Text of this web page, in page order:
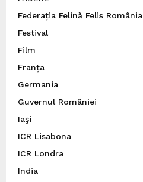
Federația Felină Felis România
Festival
Film
Franța
Germania
Guvernul României
Iaşi
ICR Lisabona
ICR Londra
India